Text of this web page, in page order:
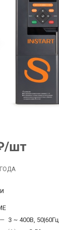
/шт
— 3 ~ 400В, 50|60Гц